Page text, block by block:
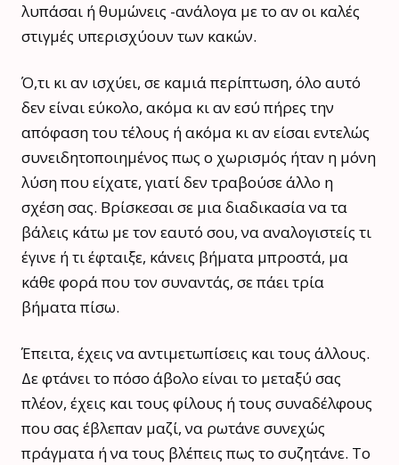
λυπάσαι ή θυμώνεις -ανάλογα με το αν οι καλές
στιγμές υπερισχύουν των κακών.
Ό,τι κι αν ισχύει, σε καμιά περίπτωση, όλο αυτό
δεν είναι εύκολο, ακόμα κι αν εσύ πήρες την
απόφαση του τέλους ή ακόμα κι αν είσαι εντελώς
συνειδητοποιημένος πως ο χωρισμός ήταν η μόνη
λύση που είχατε, γιατί δεν τραβούσε άλλο η
σχέση σας. Βρίσκεσαι σε μια διαδικασία να τα
βάλεις κάτω με τον εαυτό σου, να αναλογιστείς τι
έγινε ή τι έφταιξε, κάνεις βήματα μπροστά, μα
κάθε φορά που τον συναντάς, σε πάει τρία
βήματα πίσω.
Έπειτα, έχεις να αντιμετωπίσεις και τους άλλους.
Δε φτάνει το πόσο άβολο είναι το μεταξύ σας
πλέον, έχεις και τους φίλους ή τους συναδέλφους
που σας έβλεπαν μαζί, να ρωτάνε συνεχώς
πράγματα ή να τους βλέπεις πως το συζητάνε. Το